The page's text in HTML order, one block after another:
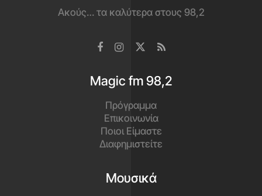
Ακούς… τα καλύτερα στους 98,2
Magic fm 98,2
Πρόγραμμα
Επικοινωνία
Ποιοι Είμαστε
Διαφημιστείτε
Μουσικά